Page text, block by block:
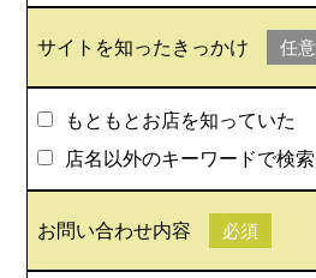
サイトを知ったきっかけ 任意
もともとお店を知っていた
店名以外のキーワードで検索
お問い合わせ内容 必須